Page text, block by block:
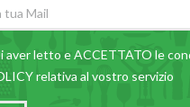
aver letto e ACCETTATO le
relativa al vostro servizio